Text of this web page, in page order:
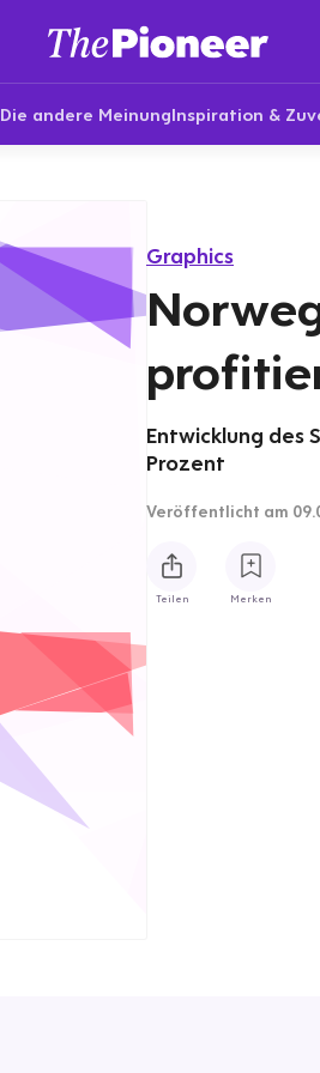
Die andere MeinungInspiration &
Graphics
Entwicklung des
Prozent
Veröffentlicht am
Teilen Merken